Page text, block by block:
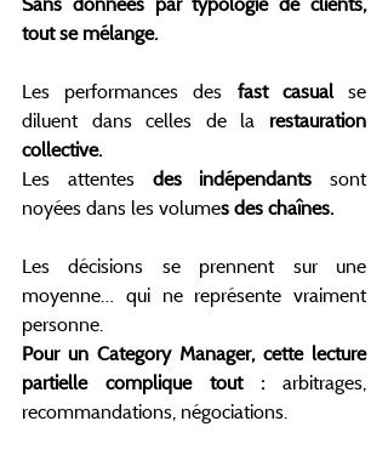
tout se mélange.
Les performances des fast casual se
diluent dans celles de la restauration
collective.
Les attentes des indépendants sont
noyées dans les volumes des chaînes.
Les décisions se prennent sur une
moyenne… qui ne représente vraiment
personne.
Pour un Category Manager, cette lecture
partielle complique tout : arbitrages,
recommandations, négociations.